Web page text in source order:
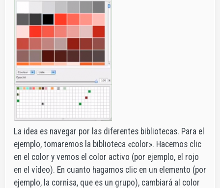
La idea es navegar por las diferentes bibliotecas. Para el
ejemplo, tomaremos la biblioteca «color». Hacemos clic
en el color y vemos el color activo (por ejemplo, el rojo
en el vídeo). En cuanto hagamos clic en un elemento (por
ejemplo, la cornisa, que es un grupo), cambiará al color